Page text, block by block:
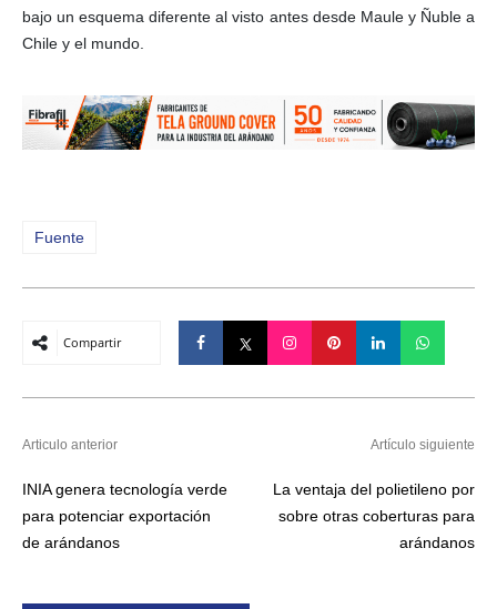
bajo un esquema diferente al visto antes desde Maule y Ñuble a
Chile y el mundo.
Fuente
Compartir
Articulo anterior
INIA genera tecnología verde
para potenciar exportación
de arándanos
Artículo siguiente
La ventaja del polietileno por
sobre otras coberturas para
arándanos